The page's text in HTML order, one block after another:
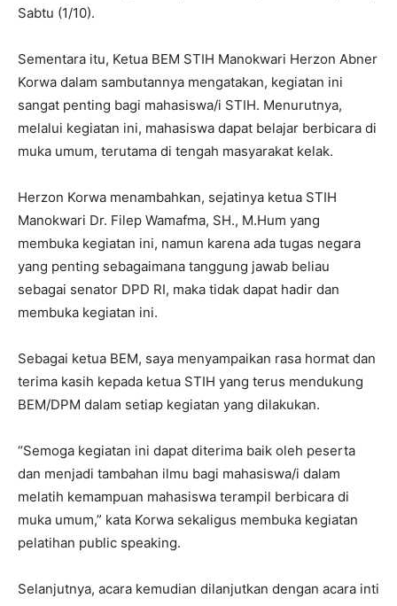
Sabtu (1/10).
Sementara itu, Ketua BEM STIH Manokwari Herzon Abner
Korwa dalam sambutannya mengatakan, kegiatan ini
sangat penting bagi mahasiswa/i STIH. Menurutnya,
melalui kegiatan ini, mahasiswa dapat belajar berbicara di
muka umum, terutama di tengah masyarakat kelak.
Herzon Korwa menambahkan, sejatinya ketua STIH
Manokwari Dr. Filep Wamafma, SH., M.Hum yang
membuka kegiatan ini, namun karena ada tugas negara
yang penting sebagaimana tanggung jawab beliau
sebagai senator DPD RI, maka tidak dapat hadir dan
membuka kegiatan ini.
Sebagai ketua BEM, saya menyampaikan rasa hormat dan
terima kasih kepada ketua STIH yang terus mendukung
BEM/DPM dalam setiap kegiatan yang dilakukan.
“Semoga kegiatan ini dapat diterima baik oleh peserta
dan menjadi tambahan ilmu bagi mahasiswa/i dalam
melatih kemampuan mahasiswa terampil berbicara di
muka umum,” kata Korwa sekaligus membuka kegiatan
pelatihan public speaking.
Selanjutnya, acara kemudian dilanjutkan dengan acara inti